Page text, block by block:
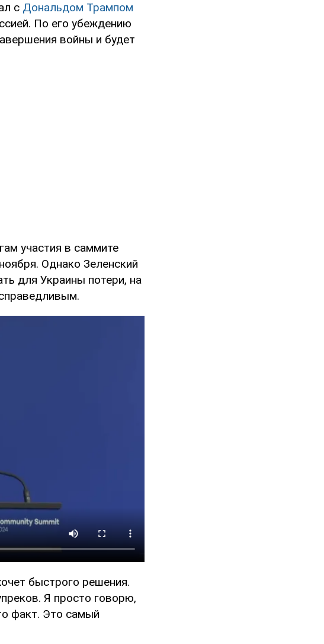
с Дональдом Трампом
По его убеждению
войны и будет
участия в саммите
Однако Зеленский
для Украины потери, на
быстрого решения.
Я просто говорю,
факт. Это самый